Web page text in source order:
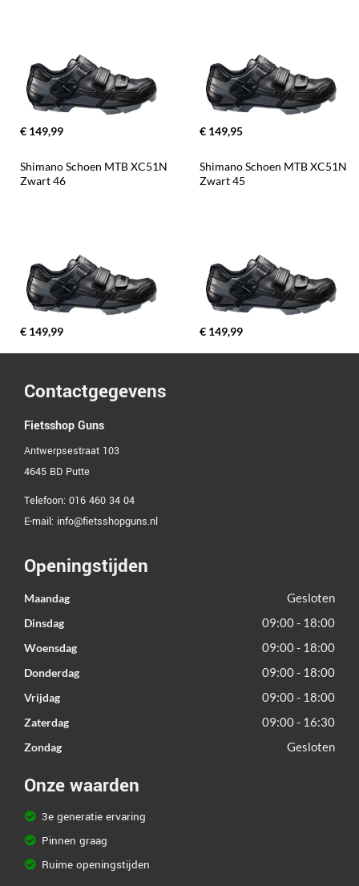
€ 149,99 € 149,95
Shimano Schoen MTB XC51N
Zwart 46
€ 149,99
Shimano Schoen MTB XC51N
Zwart 45
€ 149,99
Contactgegevens
Fietsshop Guns
Antwerpsestraat 103
4645 BD Putte
Telefoon: 016 460 34 04
E-mail: info@fietsshopguns.nl
Openingstijden
Maandag Gesloten
Dinsdag 09:00 - 18:00
Woensdag 09:00 - 18:00
Donderdag 09:00 - 18:00
Vrijdag 09:00 - 18:00
Zaterdag 09:00 - 16:30
Zondag Gesloten
Onze waarden
3e generatie ervaring
Pinnen graag
Ruime openingstijden